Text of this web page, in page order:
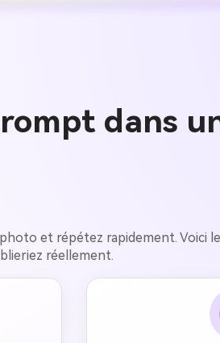
dans
et répétez rapidement. Voici
réellement.